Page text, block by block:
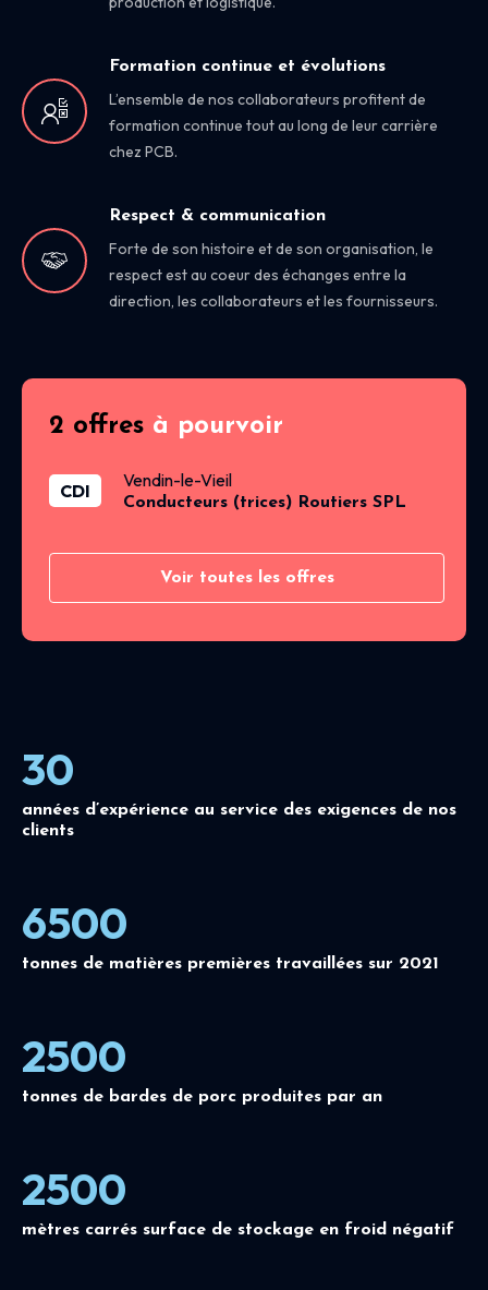
Formation continue et évolutions
L’ensemble de nos collaborateurs profitent de
formation continue tout au long de leur carrière
chez PCB.
Respect & communication
Forte de son histoire et de son organisation, le
respect est au coeur des échanges entre la
direction, les collaborateurs et les fournisseurs.
2 offres à pourvoir
CDI Vendin-le-Vieil
Conducteurs (trices) Routiers SPL
Voir toutes les offres
30
années d’expérience au service des exigences de nos
clients
6500
tonnes de matières premières travaillées sur 2021
2500
tonnes de bardes de porc produites par an
2500
mètres carrés surface de stockage en froid négatif